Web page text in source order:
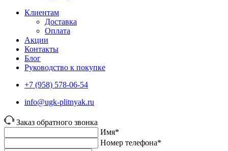
Клиентам
Доставка
Оплата
Акции
Контакты
Блог
Руководство к покупке
+7 (958) 578-06-54
info@ugk-plitnyak.ru
Заказ обратного звонка
Имя*
Номер телефона*